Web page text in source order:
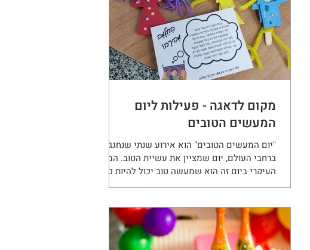
מקום לדאגה - פעילות ליום
המעשים הטובים
"יום המעשים הטובים" הוא אירוע שנתי שנחגג
ברחבי העולם, יום שמציין את עשיית הטוב. המסר
העיקרי ביום זה הוא שמעשה טוב יכול להיות כל
דבר - החל...